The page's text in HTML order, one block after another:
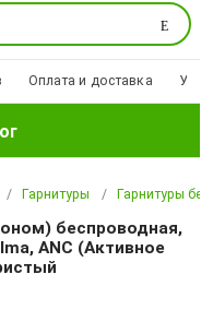
Поиск
Оплата и доставка
Гарнитуры Гарнитуры
беспроводная,
ANC (Активное